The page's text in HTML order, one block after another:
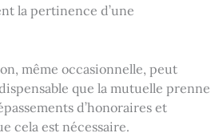
la pertinence d’une
même occasionnelle, peut
que la mutuelle prenne
d’honoraires et
cela est nécessaire.